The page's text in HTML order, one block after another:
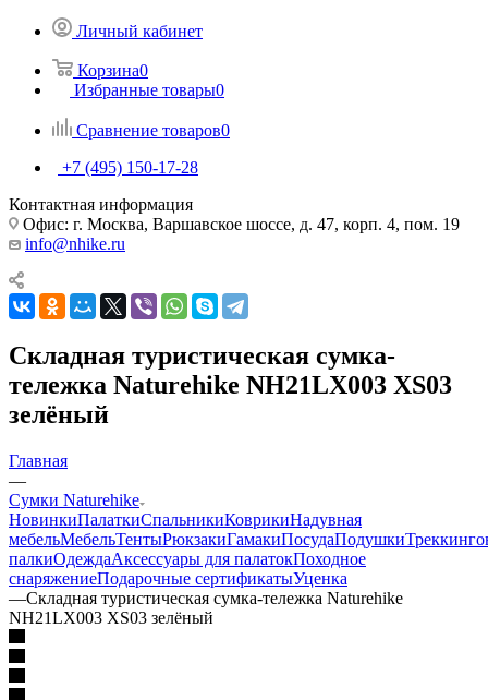
Личный кабинет
Корзина0
Избранные товары0
Сравнение товаров0
+7 (495) 150-17-28
Контактная информация
Офис: г. Москва, Варшавское шоссе, д. 47, корп. 4, пом. 19
info@nhike.ru
Складная туристическая сумка-
тележка Naturehike NH21LX003 XS03
зелёный
Главная
—
Сумки Naturehike
НовинкиПалаткиСпальникиКоврикиНадувная
мебельМебельТентыРюкзакиГамакиПосудаПодушки
палкиОдеждаАксессуары для палатокПоходное
снаряжениеПодарочные сертификатыУценка
—Складная туристическая сумка-тележка Naturehike
NH21LX003 XS03 зелёный